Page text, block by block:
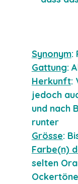
Synonym:
Gattung:
Herkunft:
jedoch
und nach
runter
Grösse:
Farbe(n)
selten
Ockertöne